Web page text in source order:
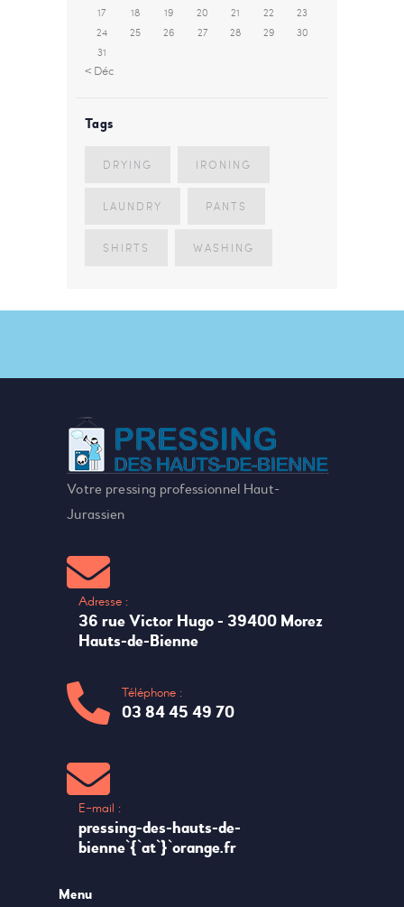
17
18 19 20 21 22
23
24
25 26 27 28 29
30
31
« Déc
Tags
DRYING IRONING
LAUNDRY PANTS
SHIRTS WASHING
Votre pressing professionnel Haut-
Jurassien
Adresse :
36 rue Victor Hugo - 39400 Morez
Hauts-de-Bienne
Téléphone :
03 84 45 49 70
E-mail :
pressing-des-hauts-de-
bienne`{`at`}`orange.fr
Menu